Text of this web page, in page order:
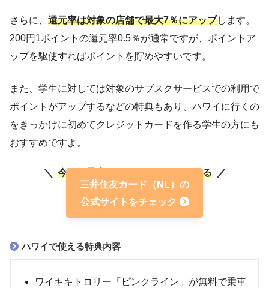
家族カード 無料
海外キャッシング 対応
海外手数料 3.65％
さらに、 還元率は対象の店舗で最大7％にアップします。
200円1ポイントの還元率0.5％が通常ですが、ポイントア
ップを駆使すればポイントを貯めやすいです。
また、学生に対しては対象のサブスクサービスでの利用で
ポイントがアップするなどの特典もあり、ハワイに行くの
をきっかけに初めてクレジットカードを作る学生の方にも
おすすめですよ。
今なら最大21,600ポイントもらえる
三井住友カード（NL）の
公式サイトをチェック
ハワイで使える特典内容
ワイキキトロリー「ピンクライン」が無料で乗車